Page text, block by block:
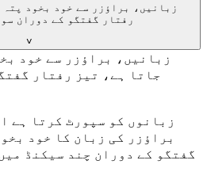
رفتار گفتگو کے دوران
˅
جاتا ہے، تیز رفتار
براؤزر کی زبان کا خود
گفتگو کے دوران چند سیکنڈ